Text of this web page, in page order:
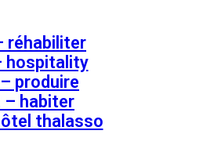
réhabiliter
hospitality
produire
– habiter
thalasso